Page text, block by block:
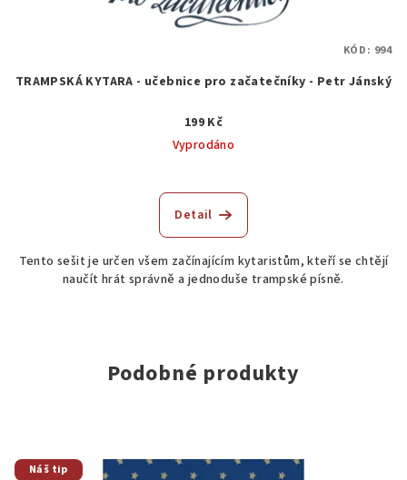
TRAMPSKÁ KYTARA - učebnice pro začatečníky - Petr Jánský
199 Kč
Vyprodáno
Detail
Tento sešit je určen všem začínajícím kytaristům, kteří se chtějí
naučít hrát správně a jednoduše trampské písně.
KÓD: 994
Podobné produkty
Náš tip